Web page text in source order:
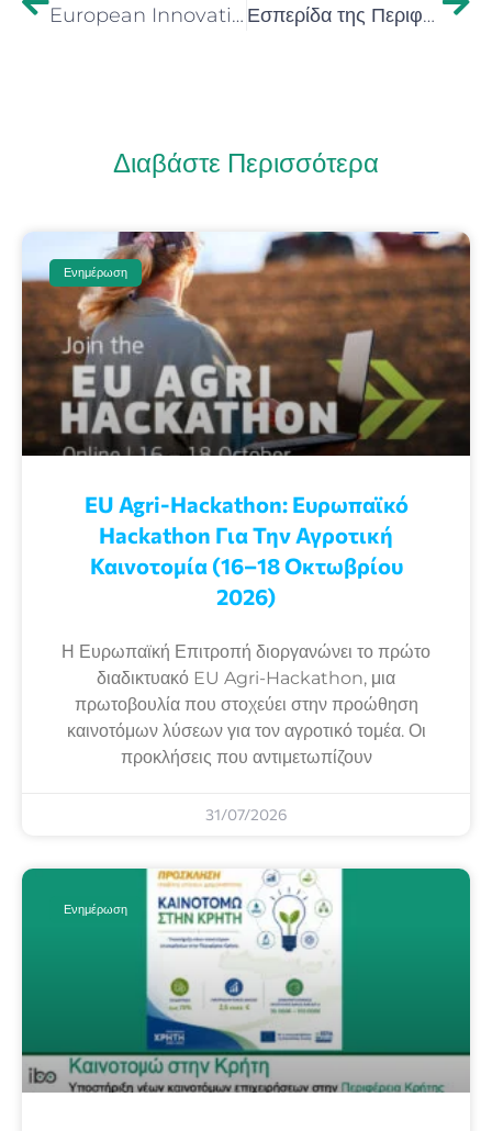
European Innovation Ecosystems (EIE) 2021–2025 | Νέα έκθεση της Ευρωπαϊκής Επιτροπής αποτυπώνει τη συμμετοχή κάθε χώρας στο EIE. H Κρήτη ξεχωρίζει ως «Κοιλάδα Περιφερειακής Καινοτομίας» Εσπερίδα της Περιφέρειας Κρήτης με τίτλο: «Δημογραφικές Προκλήσεις, Υγιής Γήρανση & Κοινωνική Συνοχή στη Σύγχρονη Εποχή» – 14/05/2026
Διαβάστε Περισσότερα
Ενημέρωση
EU Agri-Hackathon: Eυρωπαϊκό
Ηackathon Για Την Αγροτική
Καινοτομία (16–18 Οκτωβρίου
2026)
Η Ευρωπαϊκή Επιτροπή διοργανώνει το πρώτο
διαδικτυακό EU Agri-Hackathon, μια
πρωτοβουλία που στοχεύει στην προώθηση
καινοτόμων λύσεων για τον αγροτικό τομέα. Οι
προκλήσεις που αντιμετωπίζουν
31/07/2026
Ενημέρωση